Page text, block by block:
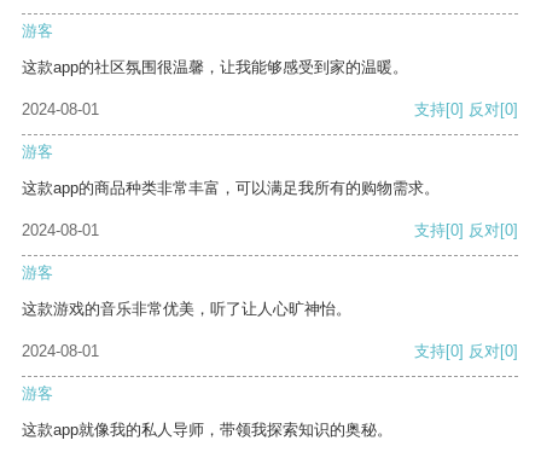
游客
这款app的社区氛围很温馨，让我能够感受到家的温暖。
2024-08-01 支持[0] 反对[0]
游客
这款app的商品种类非常丰富，可以满足我所有的购物需求。
2024-08-01 支持[0] 反对[0]
游客
这款游戏的音乐非常优美，听了让人心旷神怡。
2024-08-01 支持[0] 反对[0]
游客
这款app就像我的私人导师，带领我探索知识的奥秘。